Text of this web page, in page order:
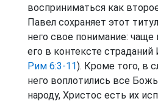
восприниматься как
Павел сохраняет этот
него свое понимание: чаще
его в контексте страданий
Рим 6:3-11). Кроме того, в
него воплотились все
народу, Христос есть их